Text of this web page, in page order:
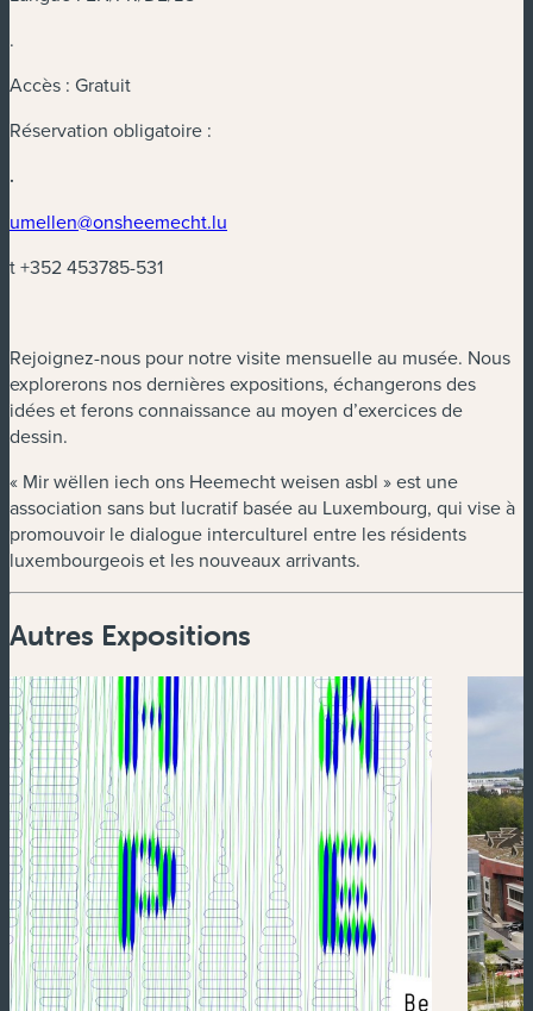
.
Accès : Gratuit
Réservation obligatoire :
.
umellen@onsheemecht.lu
t +352 453785-531
Rejoignez-nous pour notre visite mensuelle au musée. Nous
explorerons nos dernières expositions, échangerons des
idées et ferons connaissance au moyen d’exercices de
dessin.
« Mir wëllen iech ons Heemecht weisen asbl » est une
association sans but lucratif basée au Luxembourg, qui vise à
promouvoir le dialogue interculturel entre les résidents
luxembourgeois et les nouveaux arrivants.
Autres Expositions